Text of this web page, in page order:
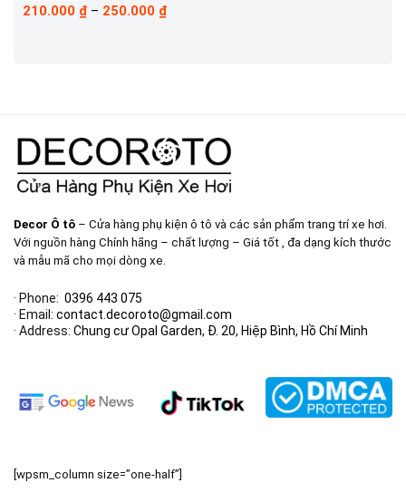
210.000 ₫ – 250.000 ₫Khoảng
Decor Ô tô – Cửa hàng phụ kiện ô tô và các sản phẩm trang trí xe hơi.
Với nguồn hàng Chính hãng – chất lượng – Giá tốt , đa dạng kích thước
và mẫu mã cho mọi dòng xe.
· Phone: 0396 443 075
· Email: contact.decoroto@gmail.com
· Address: Chung cư Opal Garden, Đ. 20, Hiệp Bình, Hồ Chí Minh
[wpsm_column size=”one-half”]